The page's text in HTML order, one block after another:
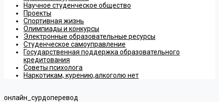
Научное студенческое общество
Проекты
Спортивная жизнь
Олимпиады и конкурсы
Электронные образовательные ресурсы
Студенческое самоуправление
Государственная поддержка образовательного
кредитования
Советы психолога
Наркотикам, курению,алкоголю нет
онлайн_сурдоперевод